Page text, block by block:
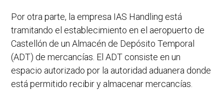
Por otra parte, la empresa IAS Handling está
tramitando el establecimiento en el aeropuerto de
Castellón de un Almacén de Depósito Temporal
(ADT) de mercancías. El ADT consiste en un
espacio autorizado por la autoridad aduanera donde
está permitido recibir y almacenar mercancías.